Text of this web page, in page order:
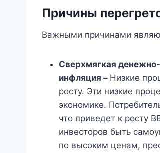
Причины
Важными причинами
Сверхмягкая
инфляция – Низкие
росту. Эти низкие
экономике.
что приведет к росту
инвесторов быть
по высоким ценам,